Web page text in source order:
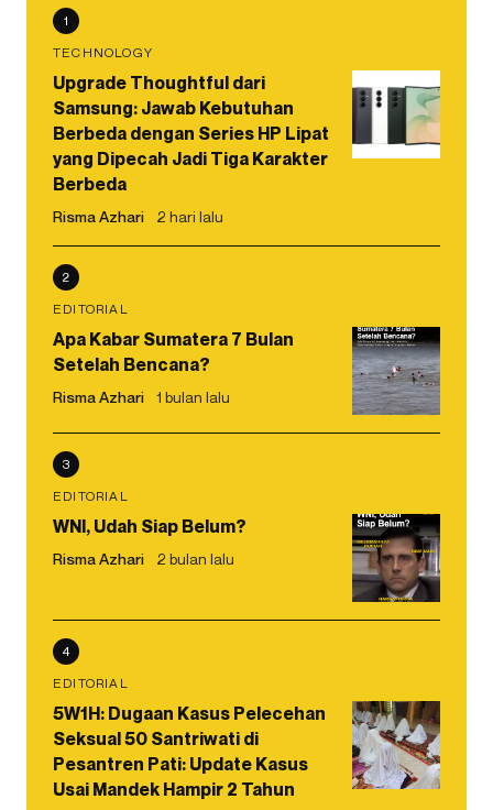
1
TECHNOLOGY
Upgrade Thoughtful dari
Samsung: Jawab Kebutuhan
Berbeda dengan Series HP Lipat
yang Dipecah Jadi Tiga Karakter
Berbeda
Risma Azhari 2 hari lalu
2
EDITORIAL
Apa Kabar Sumatera 7 Bulan
Setelah Bencana?
Risma Azhari 1 bulan lalu
3
EDITORIAL
WNI, Udah Siap Belum?
Risma Azhari 2 bulan lalu
4
EDITORIAL
5W1H: Dugaan Kasus Pelecehan
Seksual 50 Santriwati di
Pesantren Pati: Update Kasus
Usai Mandek Hampir 2 Tahun